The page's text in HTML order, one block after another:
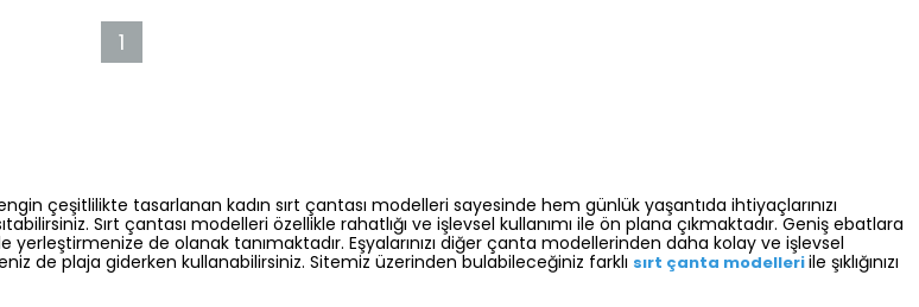
1
çeşitlilikte tasarlanan kadın sırt çantası modelleri sayesinde hem günlük yaşantıda ihtiyaçlarınızı
Sırt çantası modelleri özellikle rahatlığı ve işlevsel kullanımı ile ön plana çıkmaktadır. Geniş ebatlara
de olanak tanımaktadır. Eşyalarınızı diğer çanta modellerinden daha kolay ve işlevsel
de plaja giderken kullanabilirsiniz. Sitemiz üzerinden bulabileceğiniz farklı sırt çanta modelleriile şıklığınızı